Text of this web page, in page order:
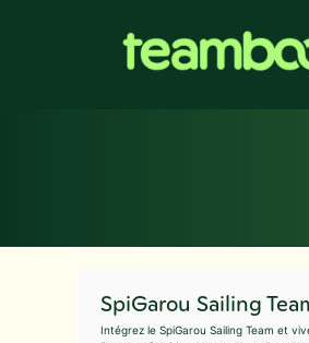
SpiGarou Sailing
Intégrez le SpiGarou Sailing Team et